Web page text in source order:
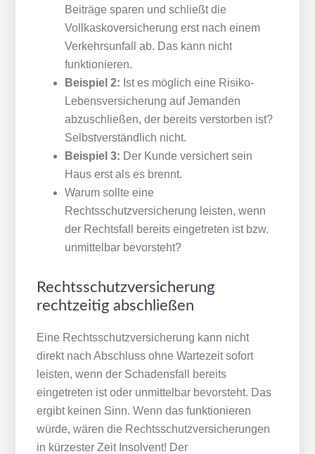
Beiträge sparen und schließt die
Vollkaskoversicherung erst nach einem
Verkehrsunfall ab. Das kann nicht
funktionieren.
Beispiel 2: Ist es möglich eine Risiko-
Lebensversicherung auf Jemanden
abzuschließen, der bereits verstorben ist?
Selbstverständlich nicht.
Beispiel 3: Der Kunde versichert sein
Haus erst als es brennt.
Warum sollte eine
Rechtsschutzversicherung leisten, wenn
der Rechtsfall bereits eingetreten ist bzw.
unmittelbar bevorsteht?
Rechtsschutz­versicherung
rechtzeitig abschließen
Eine Rechtsschutzversicherung kann nicht
direkt nach Abschluss ohne Wartezeit sofort
leisten, wenn der Schadensfall bereits
eingetreten ist oder unmittelbar bevorsteht. Das
ergibt keinen Sinn. Wenn das funktionieren
würde, wären die Rechtsschutzversicherungen
in kürzester Zeit Insolvent! Der